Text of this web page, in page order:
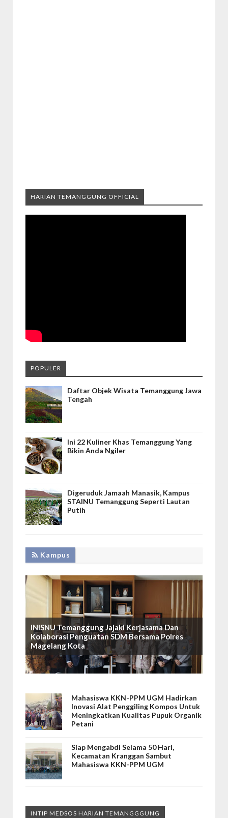
HARIAN TEMANGGUNG OFFICIAL
POPULER
Daftar Objek Wisata Temanggung Jawa
Tengah
Ini 22 Kuliner Khas Temanggung Yang
Bikin Anda Ngiler
Digeruduk Jamaah Manasik, Kampus
STAINU Temanggung Seperti Lautan
Putih
Kampus
INISNU Temanggung Jajaki Kerjasama Dan
Kolaborasi Penguatan SDM Bersama Polres
Magelang Kota
Mahasiswa KKN-PPM UGM Hadirkan
Inovasi Alat Penggiling Kompos Untuk
Meningkatkan Kualitas Pupuk Organik
Petani
Siap Mengabdi Selama 50 Hari,
Kecamatan Kranggan Sambut
Mahasiswa KKN-PPM UGM
INTIP MEDSOS HARIAN TEMANGGGUNG